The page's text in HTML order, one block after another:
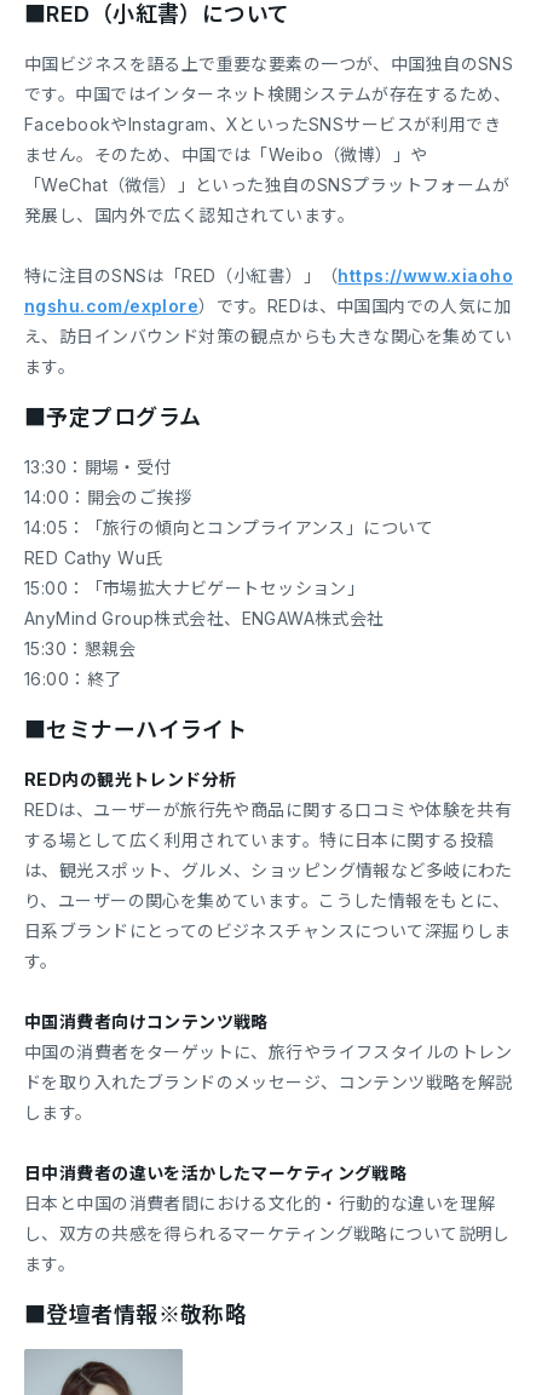
■RED（小紅書）について
中国ビジネスを語る上で重要な要素の一つが、中国独自のSNS
です。中国ではインターネット検閲システムが存在するため、
FacebookやInstagram、XといったSNSサービスが利用でき
ません。そのため、中国では「Weibo（微博）」や
「WeChat（微信）」といった独自のSNSプラットフォームが
発展し、国内外で広く認知されています。
特に注目のSNSは「RED（小紅書）」（https://www.xiaoho
ngshu.com/explore）です。REDは、中国国内での人気に加
え、訪日インバウンド対策の観点からも大きな関心を集めてい
ます。
■予定プログラム
13:30：開場・受付
14:00：開会のご挨拶
14:05：「旅行の傾向とコンプライアンス」について
RED Cathy Wu氏
15:00：「市場拡大ナビゲートセッション」
AnyMind Group株式会社、ENGAWA株式会社
15:30：懇親会
16:00：終了
■セミナーハイライト
RED内の観光トレンド分析
REDは、ユーザーが旅行先や商品に関する口コミや体験を共有
する場として広く利用されています。特に日本に関する投稿
は、観光スポット、グルメ、ショッピング情報など多岐にわた
り、ユーザーの関心を集めています。こうした情報をもとに、
日系ブランドにとってのビジネスチャンスについて深掘りしま
す。
中国消費者向けコンテンツ戦略
中国の消費者をターゲットに、旅行やライフスタイルのトレン
ドを取り入れたブランドのメッセージ、コンテンツ戦略を解説
します。
日中消費者の違いを活かしたマーケティング戦略
日本と中国の消費者間における文化的・行動的な違いを理解
し、双方の共感を得られるマーケティング戦略について説明し
ます。
■登壇者情報※敬称略